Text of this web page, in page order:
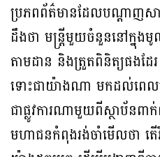
ប្រភពព័ត៌មានដែលបណ្តាញស
ដឹងថា មន្ត្រីមួយចំនួននៅក្នុងមូ
តាមដាន និងត្រួតពិនិត្យផងដ
ទោះជាយ៉ាងណា មកដល់ពេលន
ជាផ្លូវការណាមួយពីស្ថាប័នព
មហាជនកំពុងរង់ចាំមើលថា តើវិ